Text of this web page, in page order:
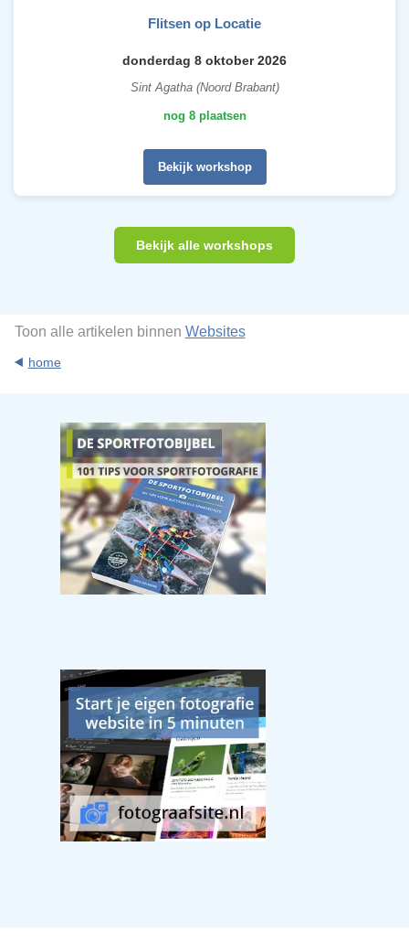
Flitsen op Locatie
donderdag 8 oktober 2026
Sint Agatha (Noord Brabant)
nog 8 plaatsen
Bekijk workshop
Bekijk alle workshops
Toon alle artikelen binnen Websites
home